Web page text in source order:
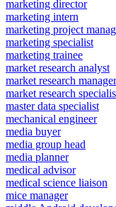
marketing director
marketing intern
marketing project
marketing specialist
marketing trainee
market research analyst
market research manager
market research
master data specialist
mechanical engineer
media buyer
media group head
media planner
medical advisor
medical science liaison
mice manager